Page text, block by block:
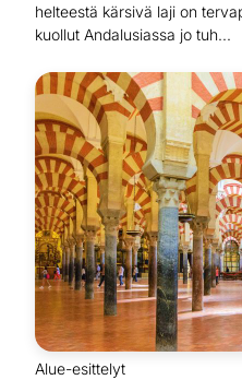
helteestä kärsivä laji on
kuollut Andalusiassa jo tuh...
Alue-esittelyt